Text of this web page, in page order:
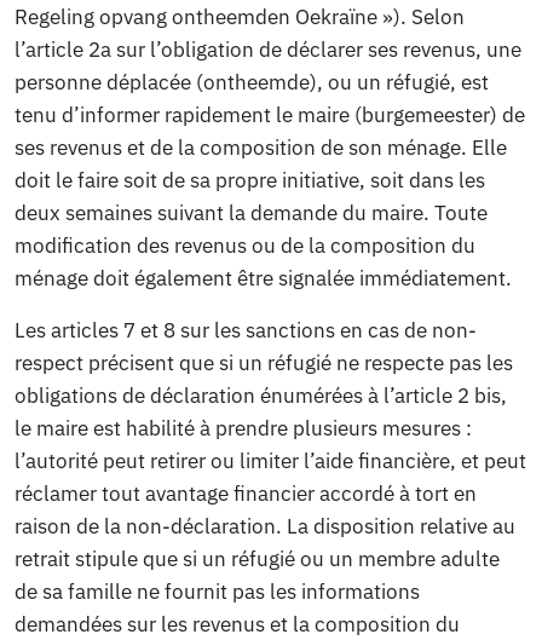
Regeling opvang ontheemden Oekraïne »). Selon
l’article 2a sur l’obligation de déclarer ses revenus, une
personne déplacée (ontheemde), ou un réfugié, est
tenu d’informer rapidement le maire (burgemeester) de
ses revenus et de la composition de son ménage. Elle
doit le faire soit de sa propre initiative, soit dans les
deux semaines suivant la demande du maire. Toute
modification des revenus ou de la composition du
ménage doit également être signalée immédiatement.
Les articles 7 et 8 sur les sanctions en cas de non-
respect précisent que si un réfugié ne respecte pas les
obligations de déclaration énumérées à l’article 2 bis,
le maire est habilité à prendre plusieurs mesures :
l’autorité peut retirer ou limiter l’aide financière, et peut
réclamer tout avantage financier accordé à tort en
raison de la non-déclaration. La disposition relative au
retrait stipule que si un réfugié ou un membre adulte
de sa famille ne fournit pas les informations
demandées sur les revenus et la composition du